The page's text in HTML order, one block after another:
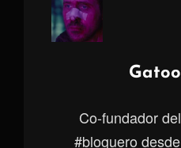
Autor:
Co-fundador
#bloguero